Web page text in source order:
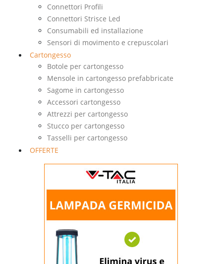
Connettori Profili
Connettori Strisce Led
Consumabili ed installazione
Sensori di movimento e crepuscolari
Cartongesso
Botole per cartongesso
Mensole in cartongesso prefabbricate
Sagome in cartongesso
Accessori cartongesso
Attrezzi per cartongesso
Stucco per cartongesso
Tasselli per cartongesso
OFFERTE